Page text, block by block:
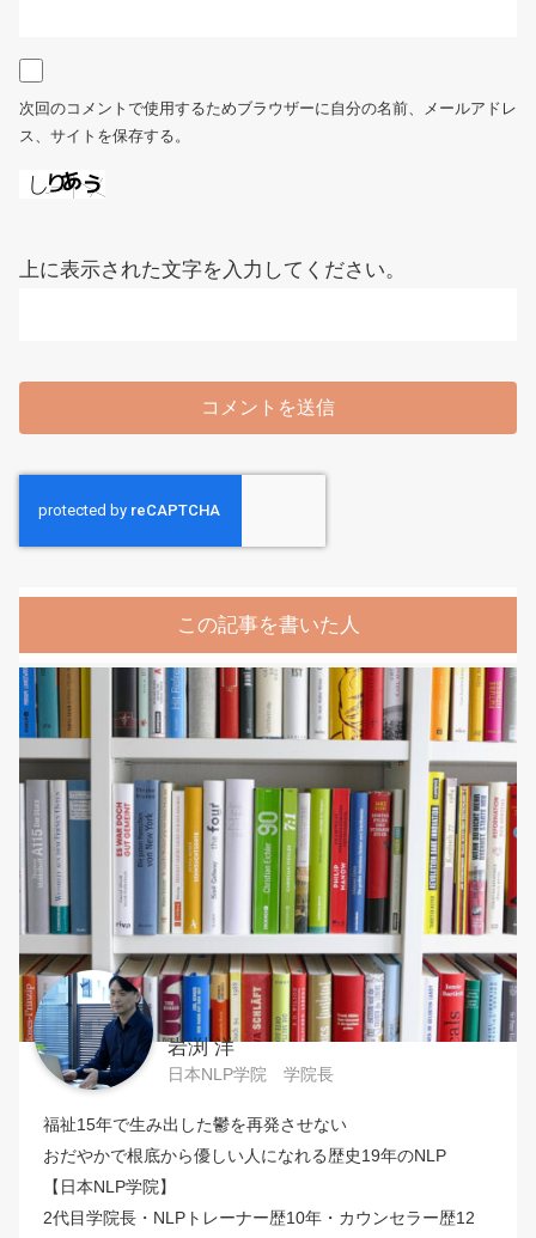
次回のコメントで使用するためブラウザーに自分の名前、メールアドレ
ス、サイトを保存する。
上に表示された文字を入力してください。
この記事を書いた人
岩渕 洋
日本NLP学院 学院長
福祉15年で生み出した鬱を再発させない
おだやかで根底から優しい人になれる歴史19年のNLP
【日本NLP学院】
2代目学院長・NLPトレーナー歴10年・カウンセラー歴12